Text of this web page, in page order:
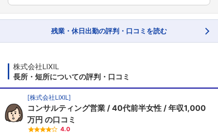
残業・休日出勤の評判・口コミを読む
株式会社LIXIL
長所・短所についての評判・口コミ
[株式会社LIXIL ]
コンサルティング営業 40代前半女性
年収1,000
万円 の口コミ
4.0